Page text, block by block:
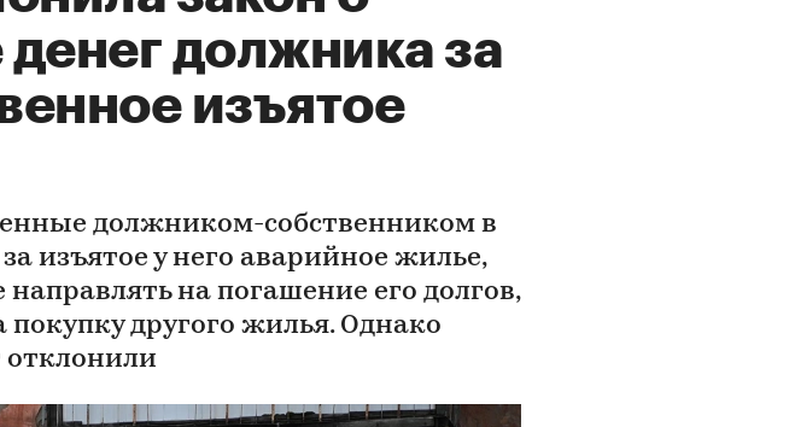
должника за
изъятое
должником-собственником в
изъятое у него аварийное жилье,
направлять на погашение его долгов,
покупку другого жилья. Однако
отклонили